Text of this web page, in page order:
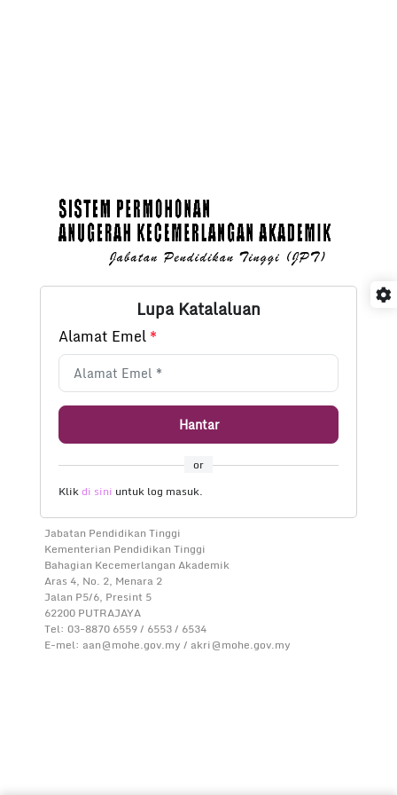
Lupa Katalaluan
Alamat Emel*
Hantar
or
Klik di sini untuk log masuk.
Jabatan Pendidikan Tinggi
Kementerian Pendidikan Tinggi
Bahagian Kecemerlangan Akademik
Aras 4, No. 2, Menara 2
Jalan P5/6, Presint 5
62200 PUTRAJAYA
Tel: 03-8870 6559 / 6553 / 6534
E-mel: aan@mohe.gov.my / akri@mohe.gov.my